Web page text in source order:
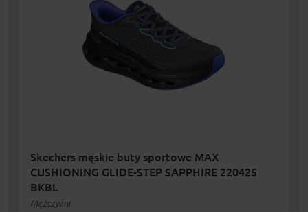
Skechers męskie buty sportowe MAX
CUSHIONING GLIDE-STEP SAPPHIRE 220425
BKBL
Mężczyźni